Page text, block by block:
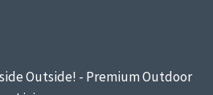
Outside! - Premium Outdoor